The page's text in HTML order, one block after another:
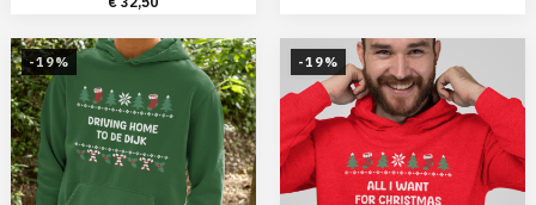
was:
€ 39,95.
is:
€ 32,50.
€ 39,95.€ 32,50.
-19% -19%